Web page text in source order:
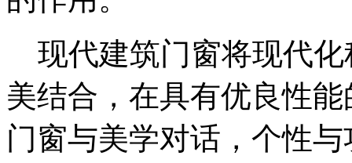
现代建筑门窗将现代化
美结合，在具有优良性
门窗与美学对话，个性